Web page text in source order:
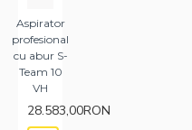
Aspirator
profesional
cu abur S-
Team 10
VH
28.583,00RON